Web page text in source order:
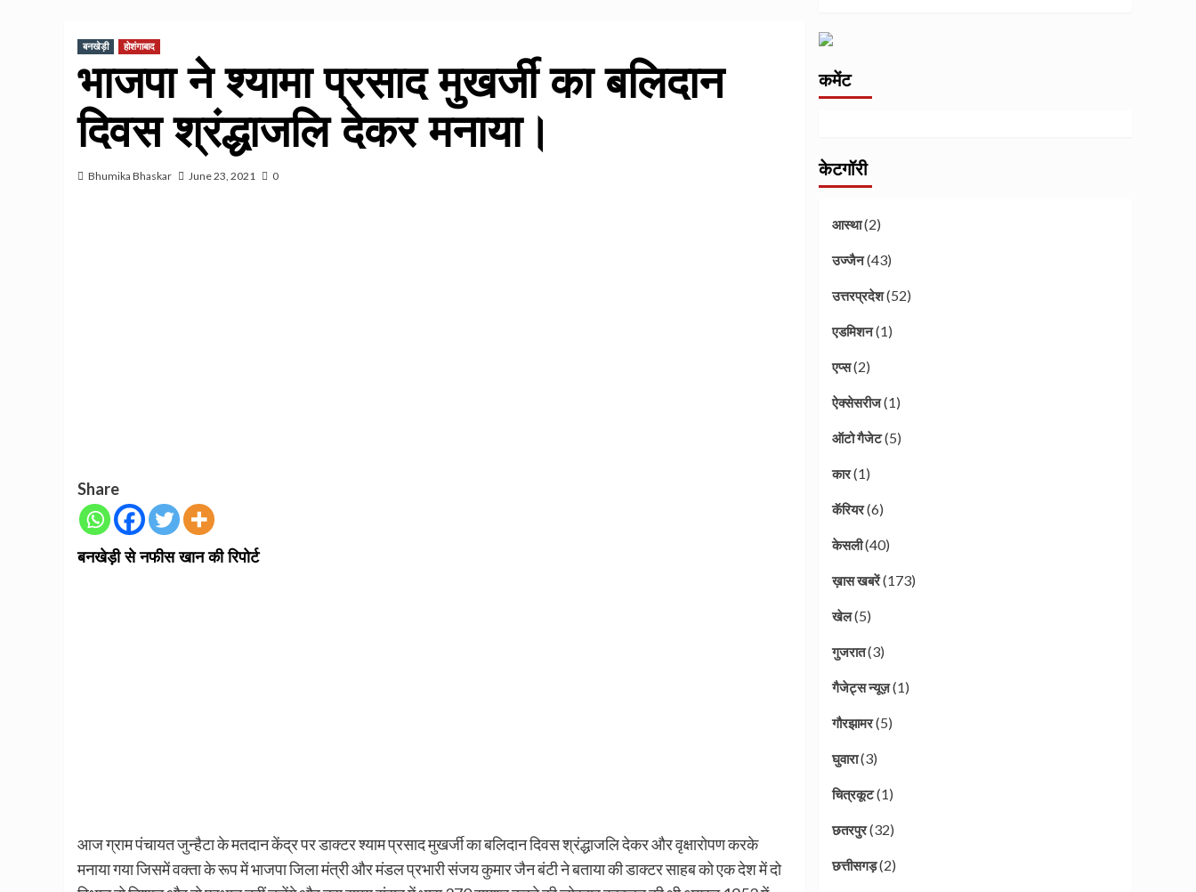
बनखेड़ी होशंगाबाद
भाजपा ने श्यामा प्रसाद मुखर्जी का बलिदान
दिवस श्रंद्धाजलि देकर मनाया।
Bhumika Bhaskar June 23, 2021 0
Share
बनखेड़ी से नफीस खान की रिपोर्ट
आज ग्राम पंचायत जुन्हैटा के मतदान केंद्र पर डाक्टर श्याम प्रसाद मुखर्जी का बलिदान दिवस श्रंद्धाजलि देकर और वृक्षारोपण करके
मनाया गया जिसमें वक्ता के रूप में भाजपा जिला मंत्री और मंडल प्रभारी संजय कुमार जैन बंटी ने बताया की डाक्टर साहब को एक देश में दो
कमेंट
केटगॉरी
आस्था(2)
उज्जैन(43)
उत्तरप्रदेश(52)
एडमिशन(1)
एप्स(2)
ऐक्सेसरीज(1)
ऑटो गैजेट(5)
कार(1)
कॅरियर(6)
केसली(40)
ख़ास खबरें(173)
खेल(5)
गुजरात(3)
गैजेट्स न्यूज़(1)
गौरझामर(5)
घुवारा(3)
चित्रकूट(1)
छतरपुर(32)
छत्तीसगड़(2)